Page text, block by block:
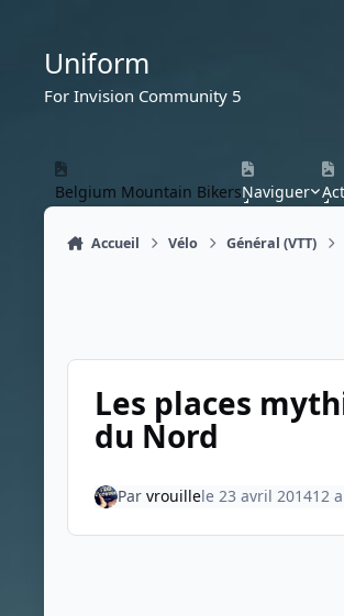
Uniform
For Invision Community 5
Belgium Mountain BikersNaviguer
Accueil Vélo Général (VTT)
Les places
du Nord
Par vrouillele 23 avril 201412 a